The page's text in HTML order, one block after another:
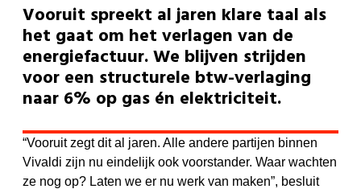
Vooruit spreekt al jaren klare taal als
het gaat om het verlagen van de
energiefactuur. We blijven strijden
voor een structurele btw-verlaging
naar 6% op gas én elektriciteit.
“Vooruit zegt dit al jaren. Alle andere partijen binnen
Vivaldi zijn nu eindelijk ook voorstander. Waar wachten
ze nog op? Laten we er nu werk van maken”, besluit